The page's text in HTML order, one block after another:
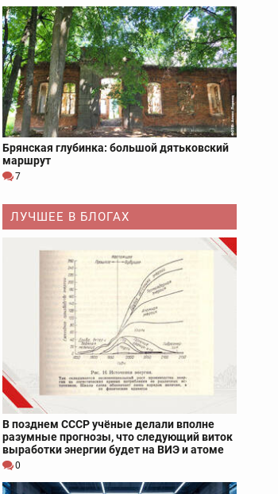
Брянская глубинка: большой дятьковский
маршрут
7
ЛУЧШЕЕ В БЛОГАХ
В позднем СССР учёные делали вполне
разумные прогнозы, что следующий виток
выработки энергии будет на ВИЭ и атоме
0